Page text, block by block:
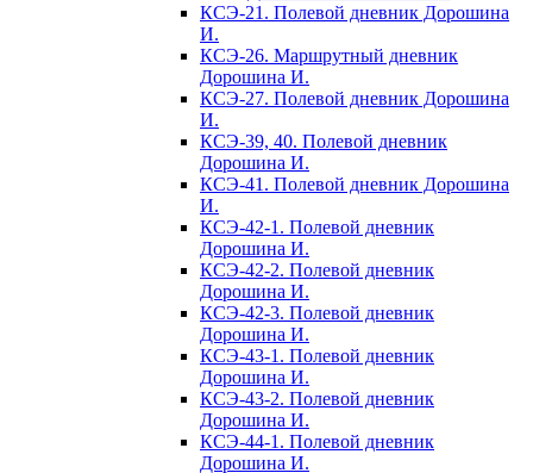
КСЭ-21. Полевой дневник Дорошина
И.
КСЭ-26. Маршрутный дневник
Дорошина И.
КСЭ-27. Полевой дневник Дорошина
И.
КСЭ-39, 40. Полевой дневник
Дорошина И.
КСЭ-41. Полевой дневник Дорошина
И.
КСЭ-42-1. Полевой дневник
Дорошина И.
КСЭ-42-2. Полевой дневник
Дорошина И.
КСЭ-42-3. Полевой дневник
Дорошина И.
КСЭ-43-1. Полевой дневник
Дорошина И.
КСЭ-43-2. Полевой дневник
Дорошина И.
КСЭ-44-1. Полевой дневник
Дорошина И.